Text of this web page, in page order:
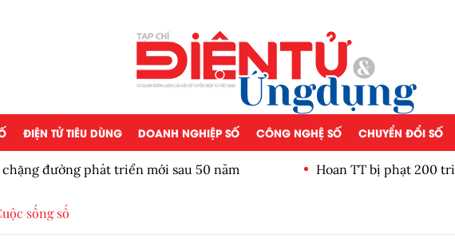
ĐIỆN TỬ TIÊU DÙNG DOANH NGHIỆP SỐ CÔNG NGHỆ SỐ CHUYỂN ĐỔI SỐ
đường phát triển mới sau 50 năm Hoan TT bị phạt 200 triệu
sống số